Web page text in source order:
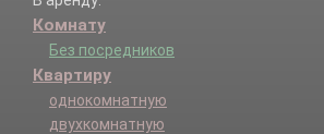
Комнату
Без посредников
Квартиру
однокомнатную
двухкомнатную